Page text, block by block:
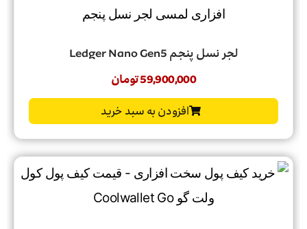
لجر نسل پنجم Ledger Nano Gen5
59,900,000تومان
افزودن به سبد خرید